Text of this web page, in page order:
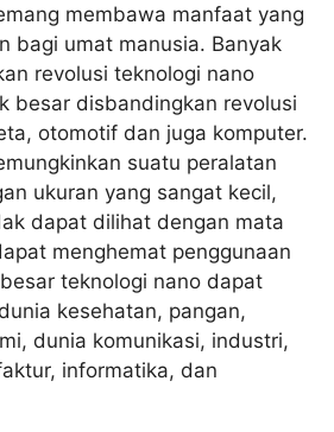
membawa manfaat yang
bagi umat manusia. Banyak
revolusi teknologi nano
besar disbandingkan revolusi
otomotif dan juga komputer.
suatu peralatan
ukuran yang sangat kecil,
dapat dilihat dengan mata
menghemat penggunaan
teknologi nano dapat
kesehatan, pangan,
dunia komunikasi, industri,
informatika, dan